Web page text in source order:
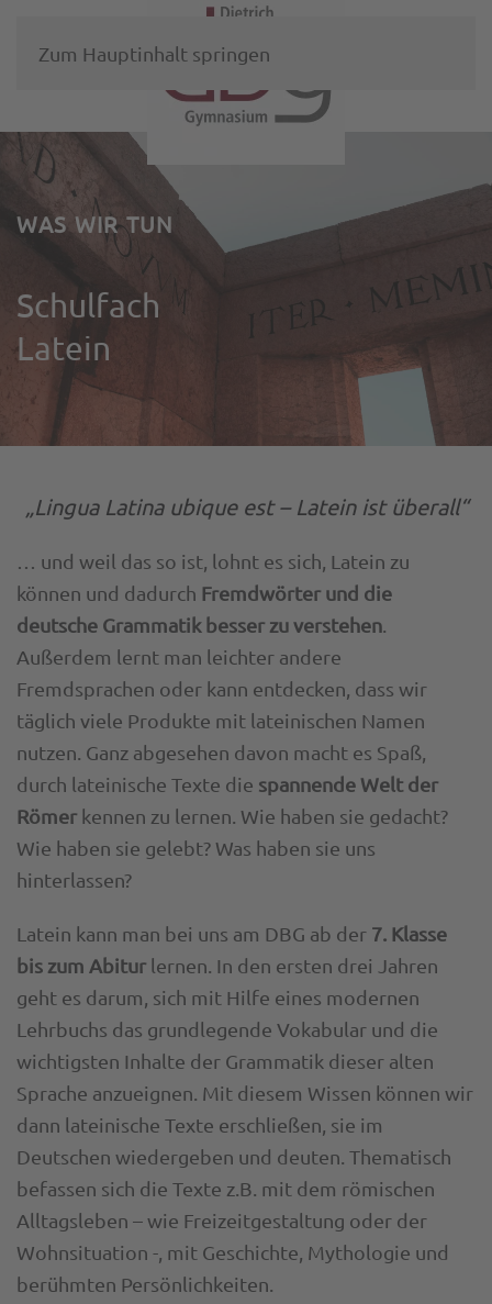
Zum Hauptinhalt springen
WAS WIR TUN
Schulfach
Latein
„Lingua Latina ubique est – Latein ist überall“
… und weil das so ist, lohnt es sich, Latein zu
können und dadurch Fremdwörter und die
deutsche Grammatik besser zu verstehen
Außerdem lernt man leichter andere
Fremdsprachen oder kann entdecken, dass wir
täglich viele Produkte mit lateinischen Namen
nutzen. Ganz abgesehen davon macht es Spaß,
durch lateinische Texte die spannende Welt der
Römer kennen zu lernen. Wie haben sie gedacht?
Wie haben sie gelebt? Was haben sie uns
hinterlassen?
Latein kann man bei uns am DBG ab der 7. Klasse
bis zum Abitur lernen. In den ersten drei Jahren
geht es darum, sich mit Hilfe eines modernen
Lehrbuchs das grundlegende Vokabular und die
wichtigsten Inhalte der Grammatik dieser alten
Sprache anzueignen. Mit diesem Wissen können wir
dann lateinische Texte erschließen, sie im
Deutschen wiedergeben und deuten. Thematisch
befassen sich die Texte z.B. mit dem römischen
Alltagsleben – wie Freizeitgestaltung oder der
Wohnsituation -, mit Geschichte, Mythologie und
berühmten Persönlichkeiten.